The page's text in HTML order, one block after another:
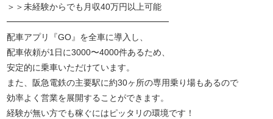
＞＞未経験からでも月収40万円以上可能
━━━━━━━━━━━━━━━━━━━
配車アプリ『GO』を全車に導入し、
配車依頼が1日に3000〜4000件あるため、
安定的に乗車いただけています。
また、阪急電鉄の主要駅に約30ヶ所の専用乗り場もあるので
効率よく営業を展開することができます。
経験が無い方でも稼ぐにはピッタリの環境です！